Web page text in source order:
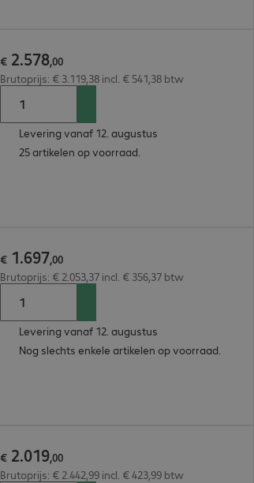
€ 2.578,00
Brutoprijs: € 3.119,38 incl. € 541,38 btw
Levering vanaf 12. augustus
25 artikelen op voorraad.
€ 1.697,00
Brutoprijs: € 2.053,37 incl. € 356,37 btw
Levering vanaf 12. augustus
Nog slechts enkele artikelen op voorraad.
€ 2.019,00
Brutoprijs: € 2.442,99 incl. € 423,99 btw